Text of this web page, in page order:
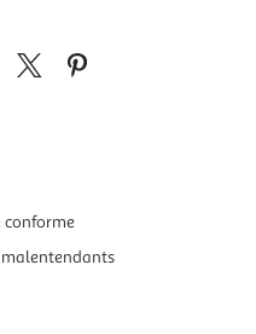
conforme
malentendants